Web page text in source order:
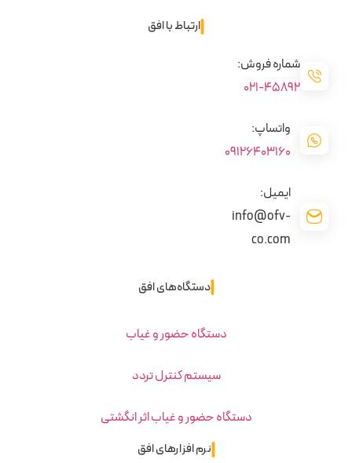
ارتباط با افق
شماره فروش:
45892-021
واتساپ:
09126403160
ایمیل:
info@ofv-
co.com
دستگاه‌های افق
دستگاه حضور و غیاب
سیستم کنترل تردد
دستگاه حضور و غیاب اثر انگشتی
نرم افزارهای افق